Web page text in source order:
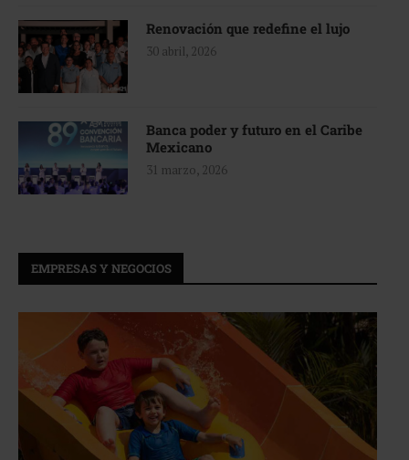
Renovación que redefine el lujo
30 abril, 2026
Banca poder y futuro en el Caribe
Mexicano
31 marzo, 2026
EMPRESAS Y NEGOCIOS